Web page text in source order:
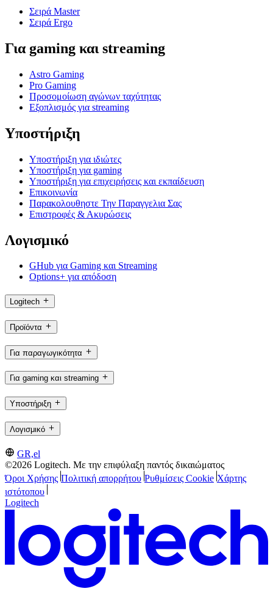
Σειρά Master
Σειρά Ergo
Για gaming και streaming
Astro Gaming
Pro Gaming
Προσομοίωση αγώνων ταχύτητας
Εξοπλισμός για streaming
Υποστήριξη
Υποστήριξη για ιδιώτες
Υποστήριξη για gaming
Υποστήριξη για επιχειρήσεις και εκπαίδευση
Επικοινωνία
Παρακολουθηστε Την Παραγγελια Σας
Επιστροφές & Ακυρώσεις
Λογισμικό
GHub για Gaming και Streaming
Options+ για απόδοση
Logitech
Προϊόντα
Για παραγωγικότητα
Για gaming και streaming
Υποστήριξη
Λογισμικό
GR,el
©2026 Logitech. Με την επιφύλαξη παντός δικαιώματος
Όροι Χρήσης Πολιτική απορρήτου Ρυθμίσεις Cookie Χάρτης
ιστότοπου
Logitech